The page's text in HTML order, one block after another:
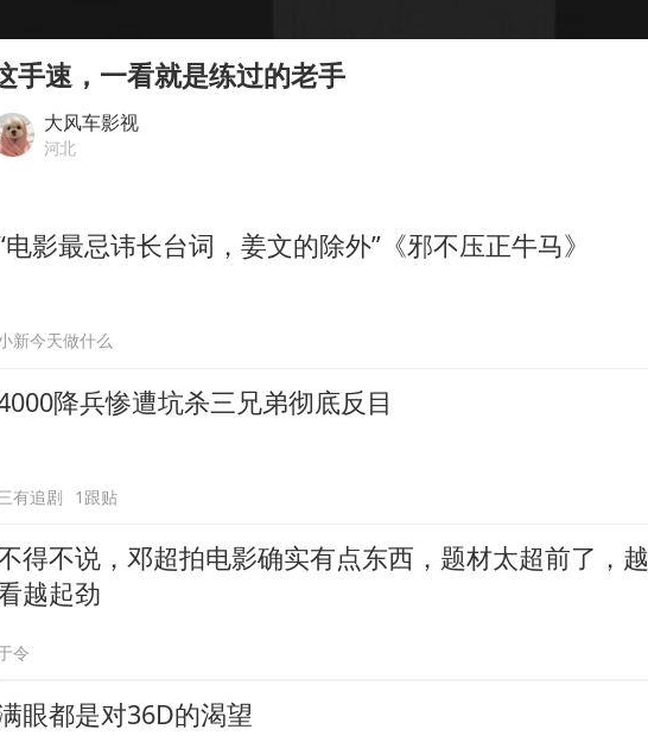
国防部：坚决反制任何闹海挑衅图谋
宇树科技中一签需缴款7.54万元
夯实基础开新局
手速，一看就是练过的老手
大风车影视
河北
电影最忌讳长台词，姜文的除外”《邪不压正牛马》
新今天做什么
降兵惨遭坑杀三兄弟彻底反目
有追剧 1跟贴
得不说，邓超拍电影确实有点东西，题材太超前了，越
越起劲
令
眼都是对36D的渴望